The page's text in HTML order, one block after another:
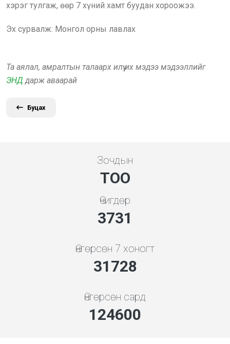
хэрэг тулгаж, өөр 7 хүний хамт буудан хороожээ.
Эх сурвалж: Монгол орны лавлах
Та аялал, амралтын талаарх илүү их мэдээ мэдээллийг
ЭНД дарж аваарай
Буцах
Зочдын
ТОО
Өчигдөр
3998
Өнгөрсөн 7 хоногт
33994
Өнгөрсөн сард
133500